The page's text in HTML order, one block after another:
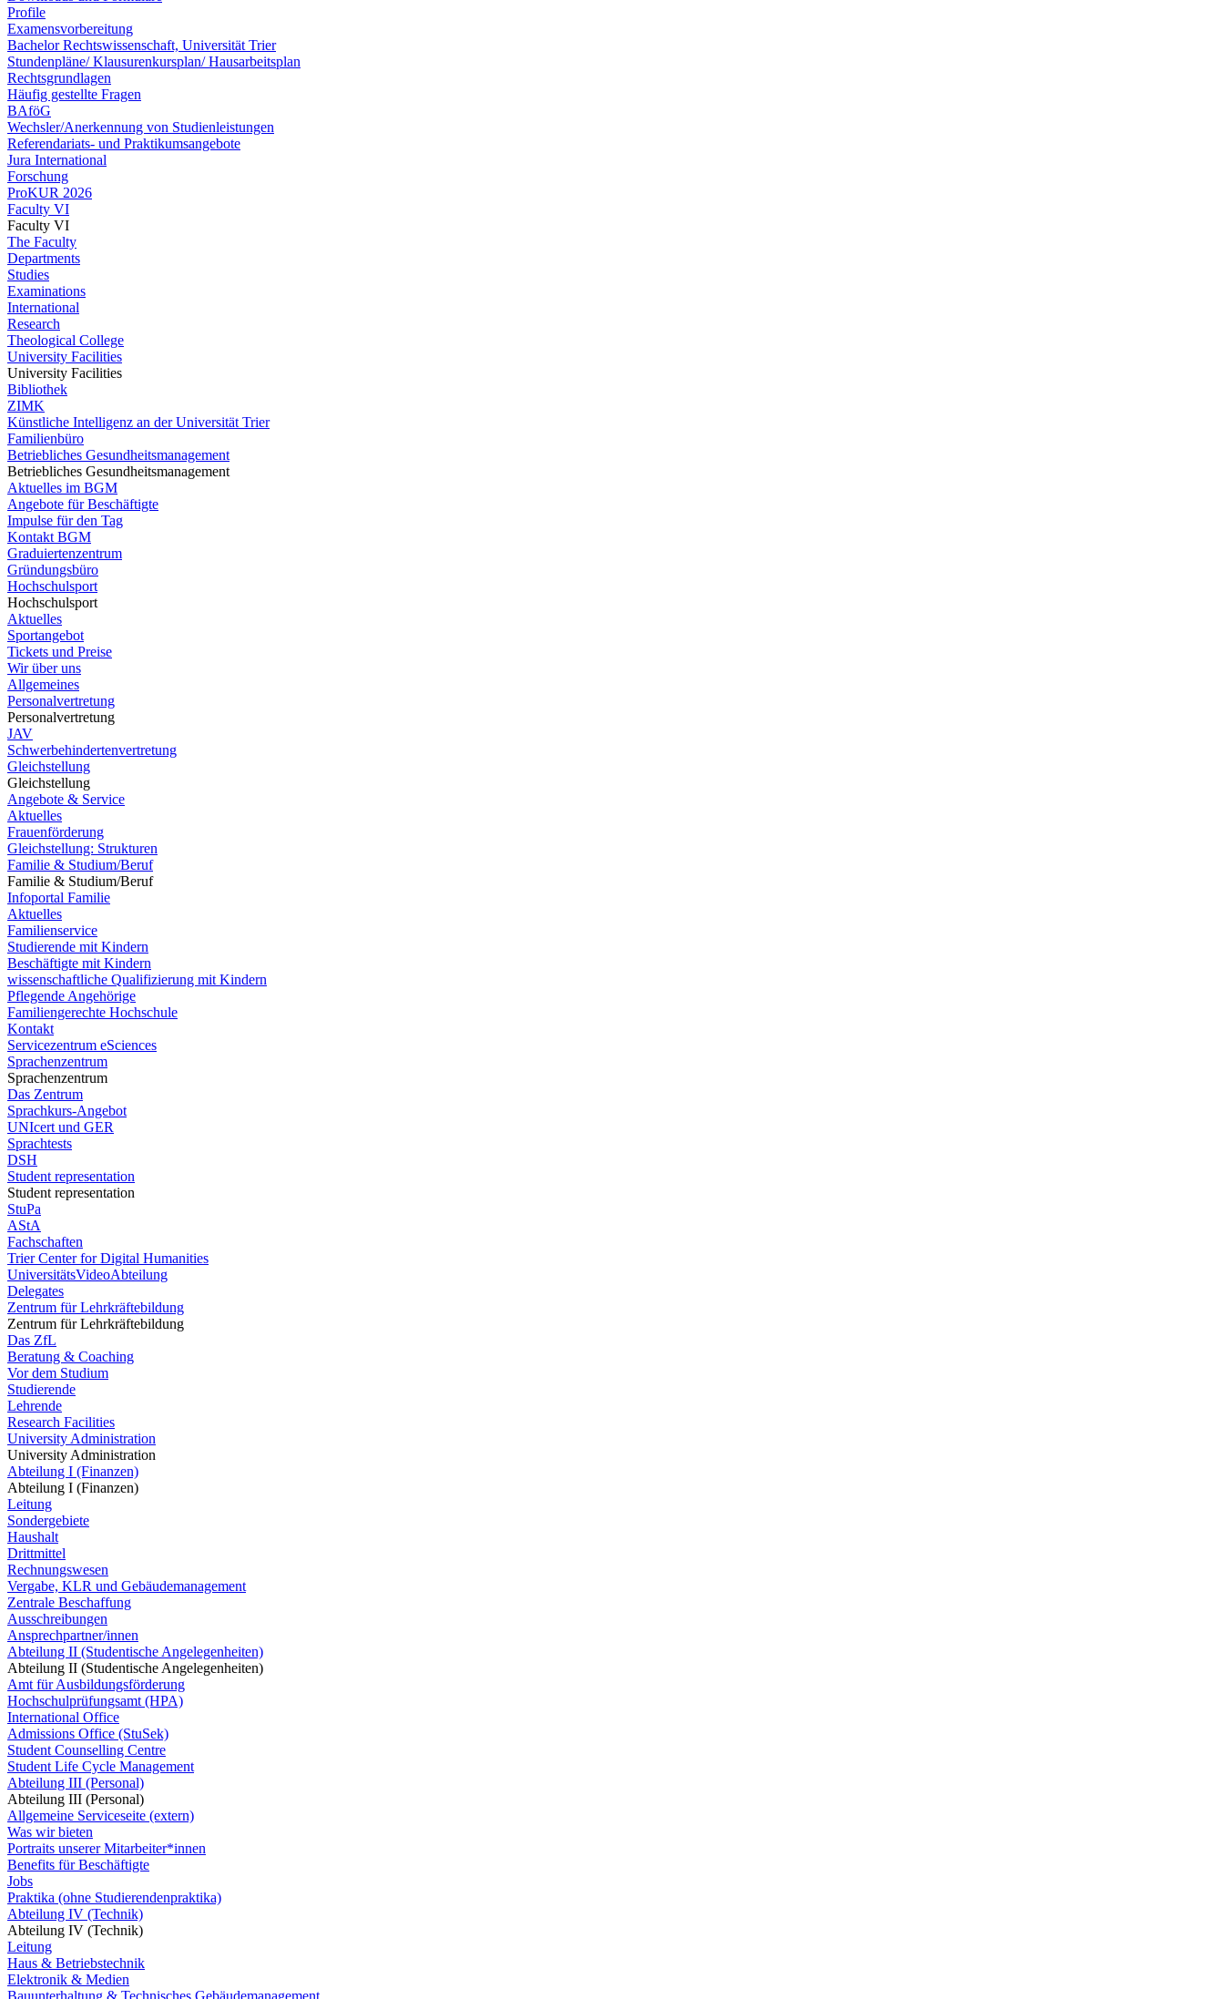
Profile
Examensvorbereitung
Bachelor Rechtswissenschaft, Universität Trier
Stundenpläne/ Klausurenkursplan/ Hausarbeitsplan
Rechtsgrundlagen
Häufig gestellte Fragen
BAföG
Wechsler/Anerkennung von Studienleistungen
Referendariats- und Praktikumsangebote
Jura International
Forschung
ProKUR 2026
Faculty VI
Faculty VI
The Faculty
Departments
Studies
Examinations
International
Research
Theological College
University Facilities
University Facilities
Bibliothek
ZIMK
Künstliche Intelligenz an der Universität Trier
Familienbüro
Betriebliches Gesundheitsmanagement
Betriebliches Gesundheitsmanagement
Aktuelles im BGM
Angebote für Beschäftigte
Impulse für den Tag
Kontakt BGM
Graduiertenzentrum
Gründungsbüro
Hochschulsport
Hochschulsport
Aktuelles
Sportangebot
Tickets und Preise
Wir über uns
Allgemeines
Personalvertretung
Personalvertretung
JAV
Schwerbehindertenvertretung
Gleichstellung
Gleichstellung
Angebote & Service
Aktuelles
Frauenförderung
Gleichstellung: Strukturen
Familie & Studium/Beruf
Familie & Studium/Beruf
Infoportal Familie
Aktuelles
Familienservice
Studierende mit Kindern
Beschäftigte mit Kindern
wissenschaftliche Qualifizierung mit Kindern
Pflegende Angehörige
Familiengerechte Hochschule
Kontakt
Servicezentrum eSciences
Sprachenzentrum
Sprachenzentrum
Das Zentrum
Sprachkurs-Angebot
UNIcert und GER
Sprachtests
DSH
Student representation
Student representation
StuPa
AStA
Fachschaften
Trier Center for Digital Humanities
UniversitätsVideoAbteilung
Delegates
Zentrum für Lehrkräftebildung
Zentrum für Lehrkräftebildung
Das ZfL
Beratung & Coaching
Vor dem Studium
Studierende
Lehrende
Research Facilities
University Administration
University Administration
Abteilung I (Finanzen)
Abteilung I (Finanzen)
Leitung
Sondergebiete
Haushalt
Drittmittel
Rechnungswesen
Vergabe, KLR und Gebäudemanagement
Zentrale Beschaffung
Ausschreibungen
Ansprechpartner/innen
Abteilung II (Studentische Angelegenheiten)
Abteilung II (Studentische Angelegenheiten)
Amt für Ausbildungsförderung
Hochschulprüfungsamt (HPA)
International Office
Admissions Office (StuSek)
Student Counselling Centre
Student Life Cycle Management
Abteilung III (Personal)
Abteilung III (Personal)
Allgemeine Serviceseite (extern)
Was wir bieten
Portraits unserer Mitarbeiter*innen
Benefits für Beschäftigte
Jobs
Praktika (ohne Studierendenpraktika)
Abteilung IV (Technik)
Abteilung IV (Technik)
Leitung
Haus & Betriebstechnik
Elektronik & Medien
Bauunterhaltung & Technisches Gebäudemanagement